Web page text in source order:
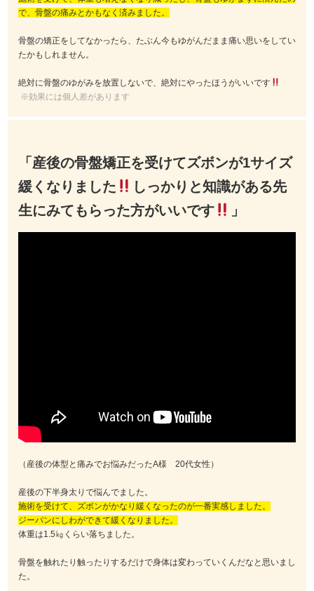
で、骨盤の痛みとかもなく済みました。
骨盤の矯正をしてなかったら、たぶん今もゆがんだまま痛い思いをしてい
たかもしれません。
絶対に骨盤のゆがみを放置しないで、絶対にやったほうがいいです
※効果には個人差があります
「産後の骨盤矯正を受けてズボンが1サイズ
緩くなりました
しっかりと知識がある先
生にみてもらった方がいいです
」
（産後の体型と痛みでお悩みだったA様 20代女性）
産後の下半身太りで悩んでました。
施術を受けて、ズボンがかなり緩くなったのが一番実感しました。
ジーパンにしわができて緩くなりました。
体重は1.5㎏くらい落ちました。
骨盤を触れたり触ったりするだけで身体は変わっていくんだなと思いまし
た。